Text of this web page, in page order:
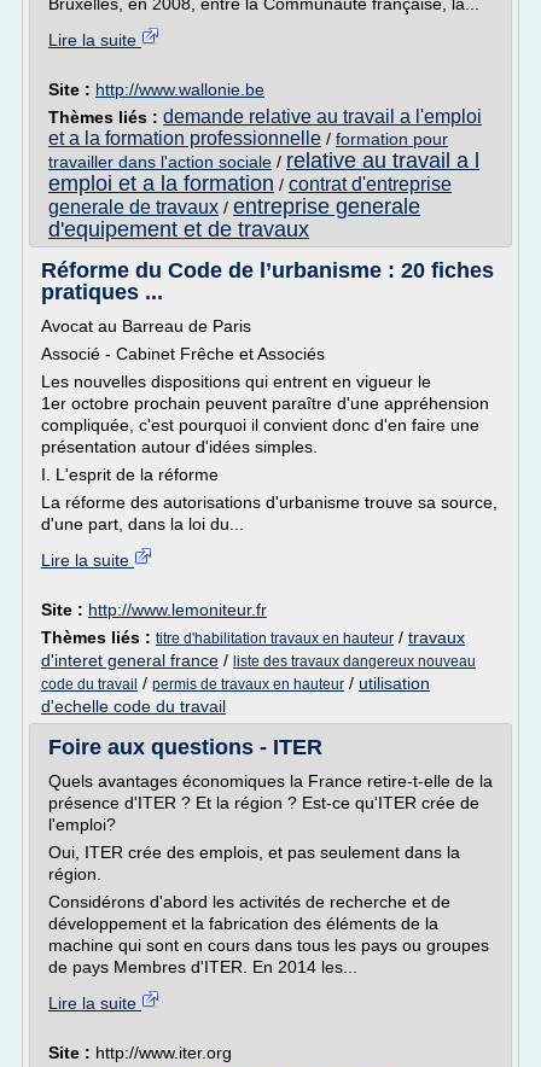
Lire la suite
Site : http://www.wallonie.be
Thèmes liés : demande relative au travail a l'emploi
et a la formation professionnelle / formation pour
travailler dans l'action sociale / relative au travail a l
emploi et a la formation / contrat d'entreprise
generale de travaux / entreprise generale
d'equipement et de travaux
Réforme du Code de l’urbanisme : 20 fiches
pratiques ...
Avocat au Barreau de Paris
Associé - Cabinet Frêche et Associés
Les nouvelles dispositions qui entrent en vigueur le
1er octobre prochain peuvent paraître d'une appréhension
compliquée, c'est pourquoi il convient donc d'en faire une
présentation autour d'idées simples.
I. L'esprit de la réforme
La réforme des autorisations d'urbanisme trouve sa source,
d'une part, dans la loi du...
Lire la suite
Site : http://www.lemoniteur.fr
Thèmes liés : titre d'habilitation travaux en hauteur / travaux
d'interet general france / liste des travaux dangereux nouveau
code du travail / permis de travaux en hauteur / utilisation
d'echelle code du travail
Foire aux questions - ITER
Quels avantages économiques la France retire-t-elle de la
présence d'ITER ? Et la région ? Est-ce qu'ITER crée de
l'emploi?
Oui, ITER crée des emplois, et pas seulement dans la
région.
Considérons d'abord les activités de recherche et de
développement et la fabrication des éléments de la
machine qui sont en cours dans tous les pays ou groupes
de pays Membres d'ITER. En 2014 les...
Lire la suite
Site : http://www.iter.org